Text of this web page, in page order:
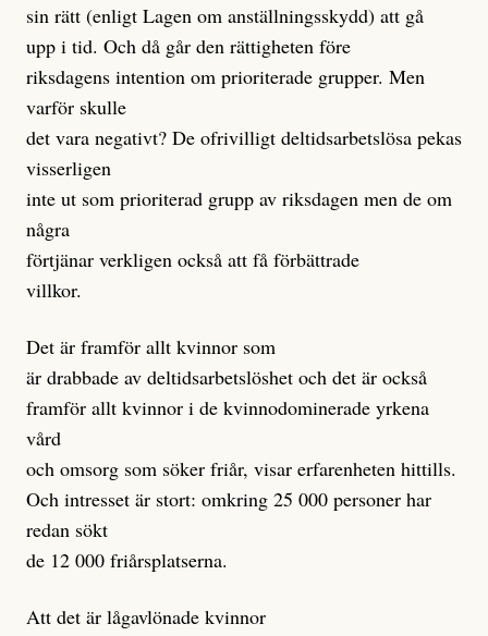
sin rätt (enligt Lagen om anställningsskydd) att gå
upp i tid. Och då går den rättigheten före
riksdagens intention om prioriterade grupper. Men
varför skulle
det vara negativt? De ofrivilligt deltidsarbetslösa pekas
visserligen
inte ut som prioriterad grupp av riksdagen men de om
några
förtjänar verkligen också att få förbättrade
villkor.
Det är framför allt kvinnor som
är drabbade av deltidsarbetslöshet och det är också
framför allt kvinnor i de kvinnodominerade yrkena
vård
och omsorg som söker friår, visar erfarenheten hittills.
Och intresset är stort: omkring 25 000 personer har
redan sökt
de 12 000 friårsplatserna.
Att det är lågavlönade kvinnor